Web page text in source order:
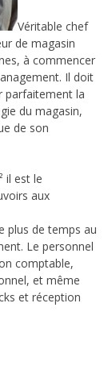
Véritable chef
de magasin
à commencer
Il doit
parfaitement la
du magasin,
de son
il est le
aux
plus de temps au
Le personnel
comptable,
et même
et réception
études?